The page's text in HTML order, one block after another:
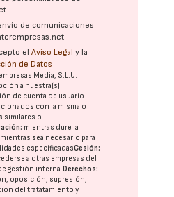
de comunicaciones
elAviso Legal y la
de Datos
Media, S.L.U.
a nuestra(s)
de cuenta de usuario.
con la misma o
similares o
mientras dure la
sea necesario para
especificadasCesión:
a otras empresas del
gestión interna.Derechos:
oposición, supresión,
del tratatamiento y